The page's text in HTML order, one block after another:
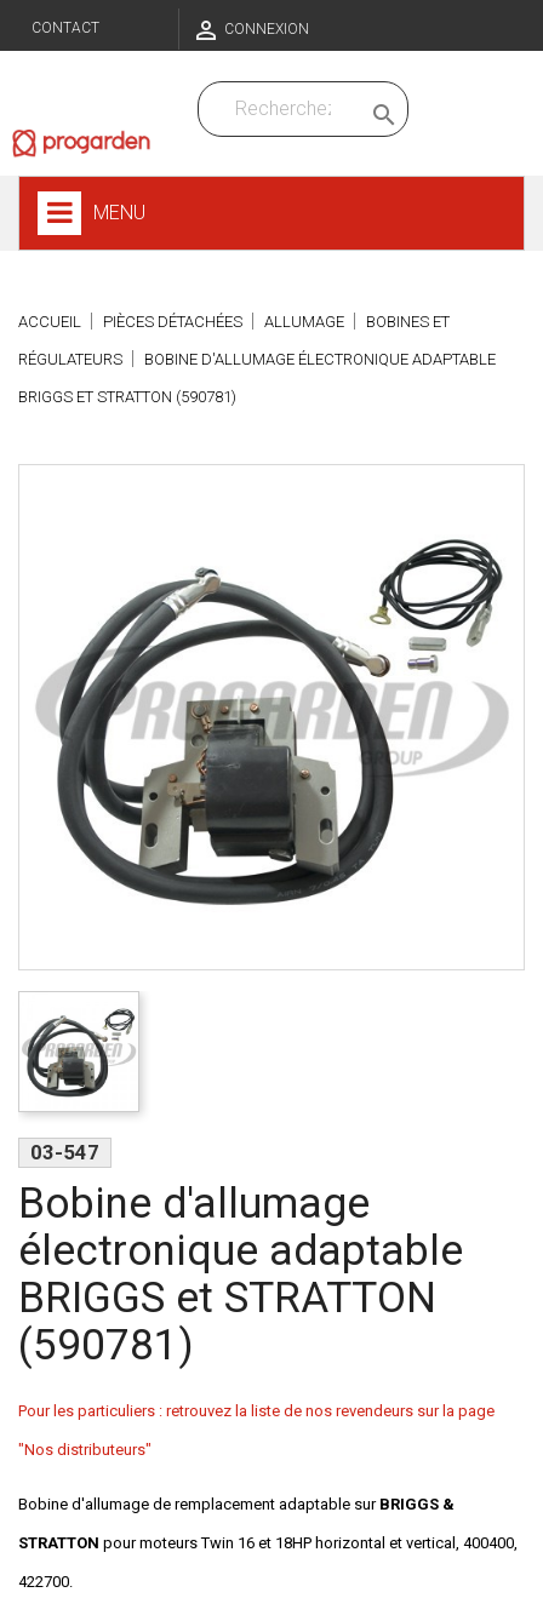
CONTACT  CONNEXION

MENU
ACCUEIL PIÈCES DÉTACHÉES ALLUMAGE BOBINES ET
RÉGULATEURS BOBINE D'ALLUMAGE ÉLECTRONIQUE ADAPTABLE
BRIGGS ET STRATTON (590781)
03-547
Bobine d'allumage
électronique adaptable
BRIGGS et STRATTON
(590781)
Pour les particuliers : retrouvez la liste de nos revendeurs sur la page
"Nos distributeurs"
Bobine d'allumage de remplacement adaptable sur BRIGGS &
STRATTON pour moteurs Twin 16 et 18HP horizontal et vertical, 400400,
422700.